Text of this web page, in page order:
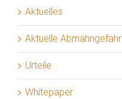
Aktuelles
Aktuelle Abmahngefahr
Urteile
Whitepaper